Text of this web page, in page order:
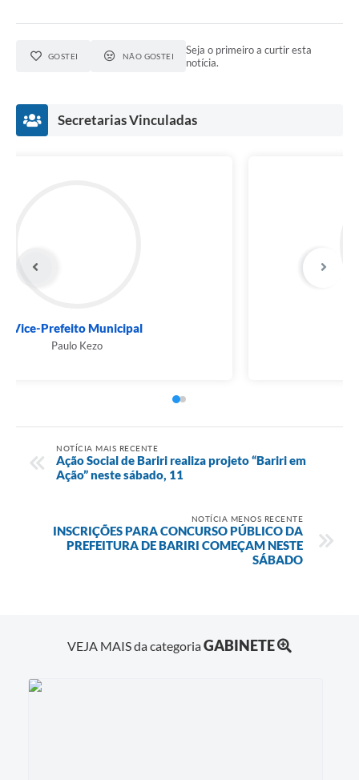
GOSTEI NÃO GOSTEI
Seja o primeiro a curtir esta
notícia.
Secretarias Vinculadas
Vice-Prefeito Municipal
NOTÍCIA MAIS RECENTE
Ação Social de Bariri realiza projeto “Bariri em
Ação” neste sábado, 11
NOTÍCIA MENOS RECENTE
INSCRIÇÕES PARA CONCURSO PÚBLICO DA
PREFEITURA DE BARIRI COMEÇAM NESTE
SÁBADO
VEJA MAIS da categoriaGABINETE